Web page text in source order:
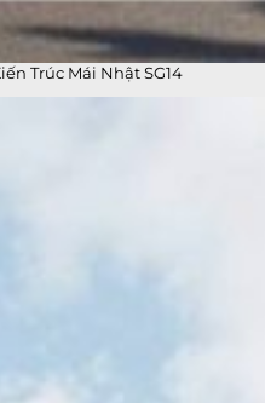
Trúc Mái Nhật SG14